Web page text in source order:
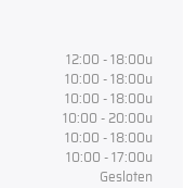
12:00 - 18:00u
10:00 - 18:00u
10:00 - 18:00u
10:00 - 20:00u
10:00 - 18:00u
10:00 - 17:00u
Gesloten